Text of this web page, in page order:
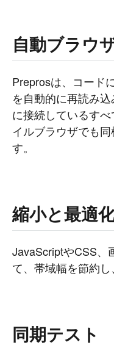
自動ブラウ
Preprosは、コード
を自動的に再読み
に接続しているす
イルブラウザでも
す。
縮小と最適
JavaScriptやCSS、
て、帯域幅を節約し
同期テスト